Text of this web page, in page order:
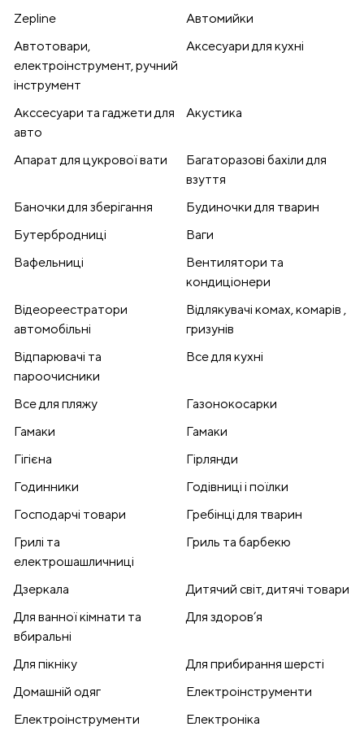
Zepline
Автомийки
Автотовари,
електроінструмент, ручний
інструмент
Аксесуари для кухні
Акссесуари та гаджети для
авто
Акустика
Апарат для цукрової вати
Багаторазові бахіли для
взуття
Баночки для зберігання
Будиночки для тварин
Бутербродниці
Ваги
Вафельниці
Вентилятори та
кондиціонери
Відеореестратори
автомобільні
Відлякувачі комах, комарів ,
гризунів
Відпарювачі та
пароочисники
Все для кухні
Все для пляжу
Газонокосарки
Гамаки
Гамаки
Гігієна
Гірлянди
Годинники
Годівниці і поїлки
Господарчі товари
Гребінці для тварин
Грилі та
електрошашличниці
Гриль та барбекю
Дзеркала
Дитячий світ, дитячі товари
Для ванної кімнати та
вбиральні
Для здоров’я
Для пікніку
Для прибирання шерсті
Домашній одяг
Електроінструменти
Електроінструменти
Електроніка